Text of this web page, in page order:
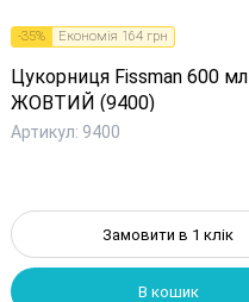
-35% Економія 164 грн
Цукорниця Fissman 600 мл
ЖОВТИЙ (9400)
Артикул: 9400
Замовити в 1 клік
В кошик